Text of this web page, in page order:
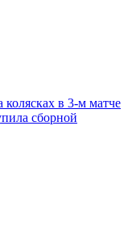
в 3-м матче
сборной